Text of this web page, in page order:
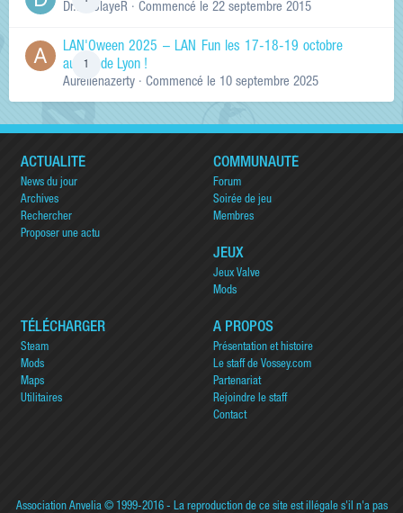
Dr.KinSlayeR · Commencé le 22 septembre 2015
LAN'Oween 2025 – LAN Fun les 17-18-19 octobre
au sud de Lyon !
Aurelienazerty · Commencé le 10 septembre 2025
ACTUALITÉ
News du jour
Archives
Rechercher
Proposer une actu
COMMUNAUTÉ
Forum
Soirée de jeu
Membres
JEUX
Jeux Valve
Mods
TÉLÉCHARGER
Steam
Mods
Maps
Utilitaires
A PROPOS
Présentation et histoire
Le staff de Vossey.com
Partenariat
Rejoindre le staff
Contact
Association Anvelia© 1999-2016 - La reproduction de ce site est illégale s'il n'a pas